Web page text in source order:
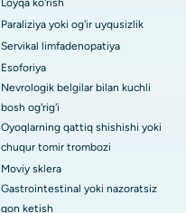
Loyqa ko'rish
Paraliziya yoki og'ir uyqusizlik
Servikal limfadenopatiya
Esoforiya
Nevrologik belgilar bilan kuchli
bosh og'rig'i
Oyoqlarning qattiq shishishi yoki
chuqur tomir trombozi
Moviy sklera
Gastrointestinal yoki nazoratsiz
qon ketish